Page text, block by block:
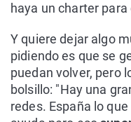
haya un charter
Y quiere dejar algo
pidiendo es que se
puedan volver, pero
bolsillo: "Hay una
redes. España lo